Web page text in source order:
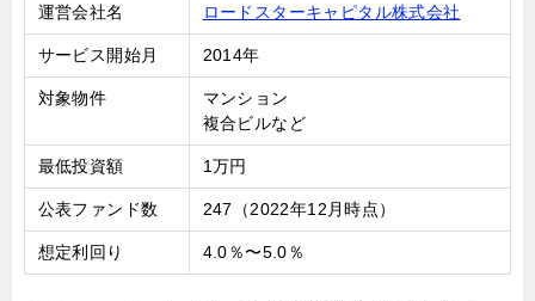
運営会社名 ロードスターキャピタル株式会社
サービス開始月 2014年
対象物件
マンション
複合ビルなど
最低投資額 1万円
公表ファンド数 247（2022年12月時点）
想定利回り 4.0％〜5.0％